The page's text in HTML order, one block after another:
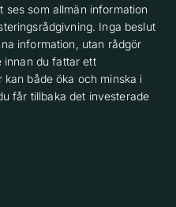
ses som allmän information
Inga beslut
information, utan rådgör
innan du fattar ett
både öka och minska i
får tillbaka det investerade